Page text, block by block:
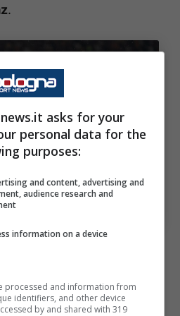
.
caldo. Coinvolto Yildiz.
foto)
motivo per cui alla
il tecnico che gli
asks for your
personal data for the
purposes:
and content, advertising and
audience research and
information on a device
processed and information from
identifiers, and other device
by and shared with 319